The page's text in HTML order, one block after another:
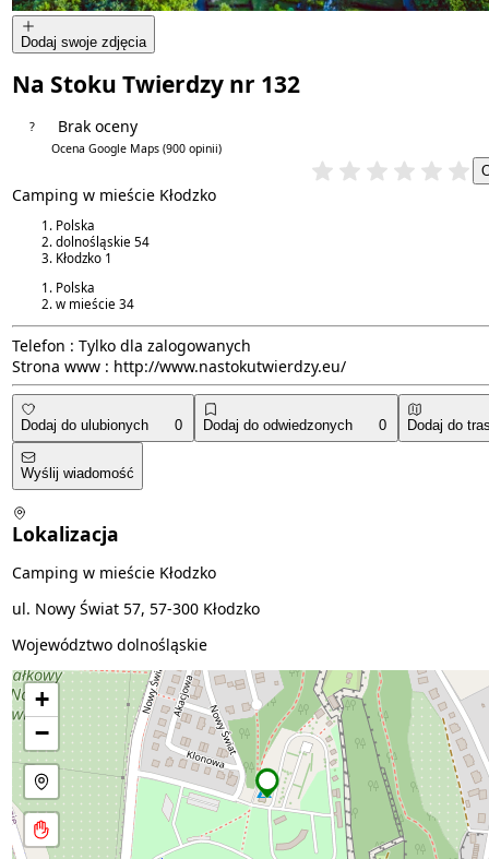
Dodaj swoje zdjęcia
Na Stoku Twierdzy nr 132
? Brak oceny
Ocena Google Maps(900 opinii)
Camping w mieście Kłodzko
Polska
dolnośląskie 54
Kłodzko 1
Polska
w mieście 34
Telefon : Tylko dla zalogowanych
Strona www : http://www.nastokutwierdzy.eu/
Dodaj do ulubionych 0 Dodaj do odwiedzonych 0 Dodaj do
Wyślij wiadomość
Lokalizacja
Camping w mieście Kłodzko
ul. Nowy Świat 57, 57-300 Kłodzko
Województwo dolnośląskie
+
−